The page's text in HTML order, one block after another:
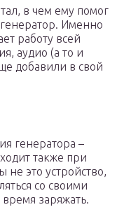
в чем ему помог
генератор. Именно
работу всей
аудио (а то и
добавили в свой
генератора –
также при
это устройство,
со своими
заряжать.